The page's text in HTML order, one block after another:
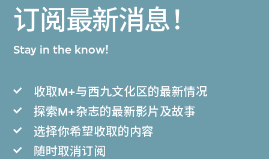
订阅最新消息！
Stay in the know!
收取M+与西九文化区的最新情况
探索M+杂志的最新影片及故事
选择你希望收取的内容
随时取消订阅